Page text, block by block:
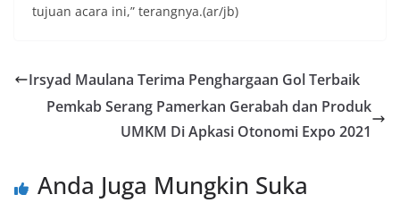
tujuan acara ini,” terangnya.(ar/jb)
Irsyad Maulana Terima Penghargaan Gol Terbaik
Pemkab Serang Pamerkan Gerabah dan Produk
UMKM Di Apkasi Otonomi Expo 2021
Anda Juga Mungkin Suka